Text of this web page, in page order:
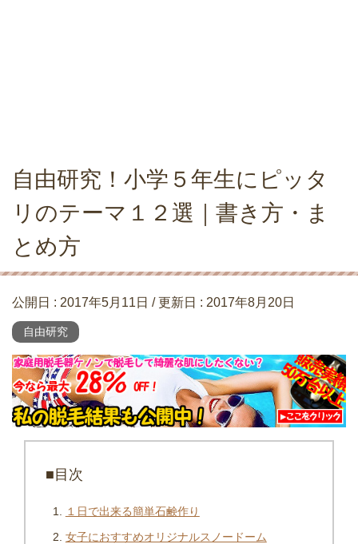
自由研究！小学５年生にピッタ
リのテーマ１２選｜書き方・ま
とめ方
公開日 : 2017年5月11日 / 更新日 : 2017年8月20日
自由研究
■目次
１日で出来る簡単石鹸作り
女子におすすめオリジナルスノードーム